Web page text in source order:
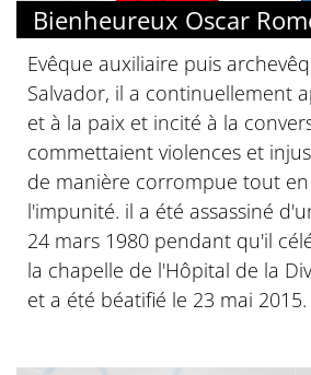
Bienheureux Oscar
Evêque auxiliaire puis
Salvador, il a continuellement
et à la paix et incité à la
commettaient violences et
de manière corrompue tout
l'impunité. il a été assassiné
24 mars 1980 pendant qu'il
la chapelle de l'Hôpital de la
et a été béatifié le 23 mai 2015.